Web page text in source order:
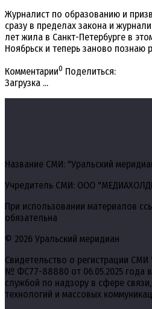
Журналист по образованию и
сразу в пределах закона и
лет жила в Санкт-Петербурге в
Ноябрьск и теперь заново познаю
Комментарии0 Поделиться:
Загрузка ...
Название СМИ: "Уральский
Учредитель СМИ: ООО
При использовании материалов
обязательна
© 2026 Уральский меридиан
Свидетельство о регистрации
№ ФС77-88880 от 06.05.2025 года
службой по надзору в сфере
технологий и массовых